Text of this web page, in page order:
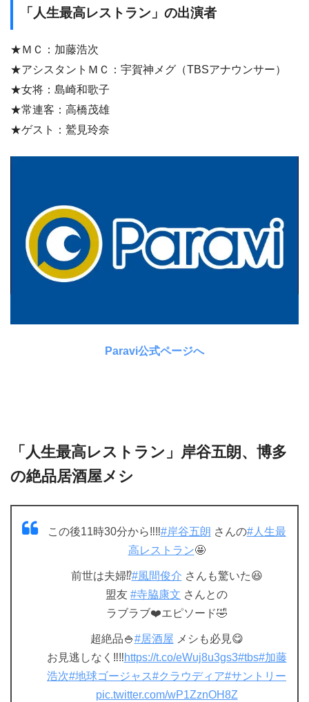
「人生最高レストラン」の出演者
★ＭＣ：加藤浩次
★アシスタントＭＣ：宇賀神メグ（TBSアナウンサー）
★女将：島崎和歌子
★常連客：高橋茂雄
★ゲスト：鷲見玲奈
Paravi公式ページへ
「人生最高レストラン」岸谷五朗、博多
の絶品居酒屋メシ
この後11時30分から‼️‼️#岸谷五朗 さんの#人生最
高レストラン🤩
前世は夫婦⁉️#風間俊介 さんも驚いた😆
盟友 #寺脇康文 さんとの
ラブラブ❤️エピソード🤣
超絶品🍚#居酒屋 メシも必見😋
お見逃しなく‼️‼️https://t.co/eWuj8u3gs3#tbs#加藤
浩次#地球ゴージャス#クラウディア#サントリー
pic.twitter.com/wP1ZznOH8Z